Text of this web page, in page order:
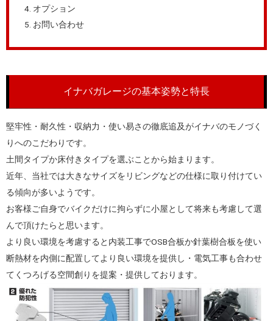
オプション
お問い合わせ
イナバガレージの基本姿勢と特長
堅牢性・耐久性・収納力・使い易さの徹底追及がイナバのモノづく
りへのこだわりです。
土間タイプか床付きタイプを選ぶことから始まります。
近年、当社では大きなサイズをリビングなどの仕様に取り付けてい
る傾向が多いようです。
お客様ご自身でバイクだけに拘らずに小屋として将来も考慮して選
んで頂けたらと思います。
より良い環境を考慮すると内装工事でOSB合板か針葉樹合板を使い
断熱材を内側に配置してより良い環境を提供し・電気工事も合わせ
てくつろげる空間創りを提案・提供しております。